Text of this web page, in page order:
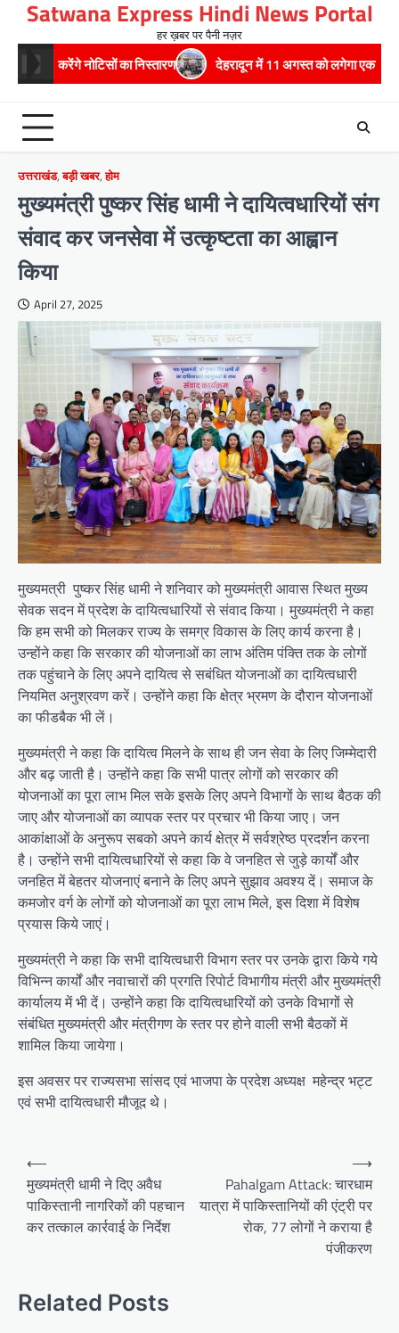
content
Satwana Express Hindi News Portal
हर ख़बर पर पैनी नज़र
का निस्तारण ​देहरादून में 11 अगस्त को लगेगा एक दिवसीय रोजगार मेला,
उत्तराखंड,बड़ी खबर,होम
मुख्यमंत्री पुष्कर सिंह धामी ने दायित्वधारियों संग
संवाद कर जनसेवा में उत्कृष्टता का आह्वान
किया
April 27, 2025
मुख्यमत्री पुष्कर सिंह धामी ने शनिवार को मुख्यमंत्री आवास स्थित मुख्य
सेवक सदन में प्रदेश के दायित्वधारियों से संवाद किया। मुख्यमंत्री ने कहा
कि हम सभी को मिलकर राज्य के समग्र विकास के लिए कार्य करना है।
उन्होंने कहा कि सरकार की योजनाओं का लाभ अंतिम पंक्ति तक के लोगों
तक पहुंचाने के लिए अपने दायित्व से सबंधित योजनाओं का दायित्वधारी
नियमित अनुश्रवण करें। उन्होंने कहा कि क्षेत्र भ्रमण के दौरान योजनाओं
का फीडबैक भी लें।
मुख्यमंत्री ने कहा कि दायित्व मिलने के साथ ही जन सेवा के लिए जिम्मेदारी
और बढ़ जाती है। उन्होंने कहा कि सभी पात्र लोगों को सरकार की
योजनाओं का पूरा लाभ मिल सके इसके लिए अपने विभागों के साथ बैठक की
जाए और योजनाओं का व्यापक स्तर पर प्रचार भी किया जाए। जन
आकांक्षाओं के अनुरूप सबको अपने कार्य क्षेत्र में सर्वश्रेष्ठ प्रदर्शन करना
है। उन्होंने सभी दायित्वधारियों से कहा कि वे जनहित से जुड़े कार्यों और
जनहित में बेहतर योजनाएं बनाने के लिए अपने सुझाव अवश्य दें। समाज के
कमजोर वर्ग के लोगों को योजनाओं का पूरा लाभ मिले, इस दिशा में विशेष
प्रयास किये जाएं।
मुख्यमंत्री ने कहा कि सभी दायित्वधारी विभाग स्तर पर उनके द्वारा किये गये
विभिन्न कार्यों और नवाचारों की प्रगति रिपोर्ट विभागीय मंत्री और मुख्यमंत्री
कार्यालय में भी दें। उन्होंने कहा कि दायित्वधारियों को उनके विभागों से
संबंधित मुख्यमंत्री और मंत्रीगण के स्तर पर होने वाली सभी बैठकों में
शामिल किया जायेगा।
इस अवसर पर राज्यसभा सांसद एवं भाजपा के प्रदेश अध्यक्ष महेन्द्र भट्ट
एवं सभी दायित्वधारी मौजूद थे।
o
a
⟵
मुख्यमंत्री धामी ने दिए अवैध
पाकिस्तानी नागरिकों की पहचान
कर तत्काल कार्रवाई के निर्देश
Pahalgam Attack: चारधाम
यात्रा में पाकिस्तानियों की एंट्री पर
रोक, 77 लोगों ने कराया है
पंजीकरण
⟶
Related Posts